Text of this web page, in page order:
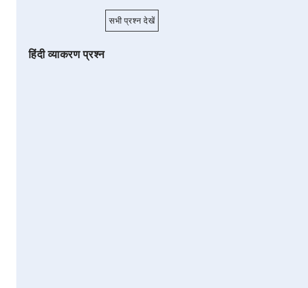
सभी प्रश्न देखें
हिंदी व्याकरण प्रश्न